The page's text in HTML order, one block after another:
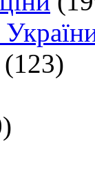
(123)